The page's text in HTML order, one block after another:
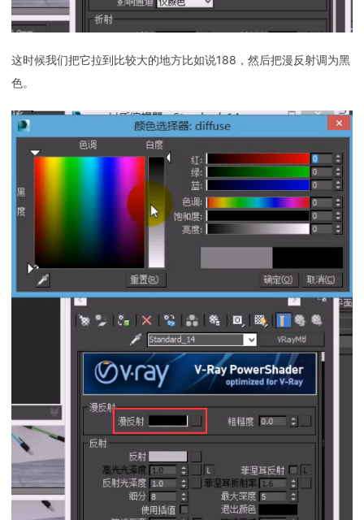
这时候我们把它拉到比较大的地方比如说188，然后把漫反射调为黑
色。